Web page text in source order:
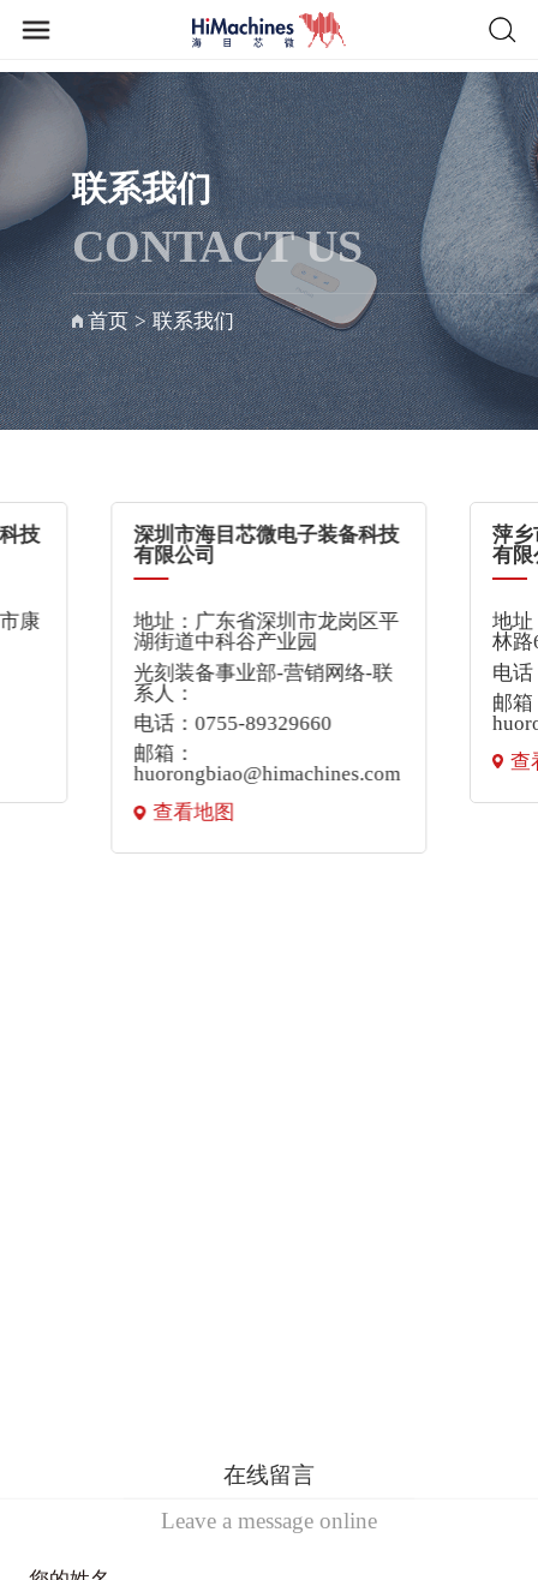
联系我们
CONTACT US
首页 > 联系我们
技
康
深圳市海目芯微电子装备科技
有限公司
地址：广东省深圳市龙岗区平
湖街道中科谷产业园
光刻装备事业部-营销网络-联
系人：
电话：0755-89329660
邮箱：
huorongbiao@himachines.com
查看地图
萍乡
有限
地址
林路
电话
邮箱
查
在线留言
Leave a message online